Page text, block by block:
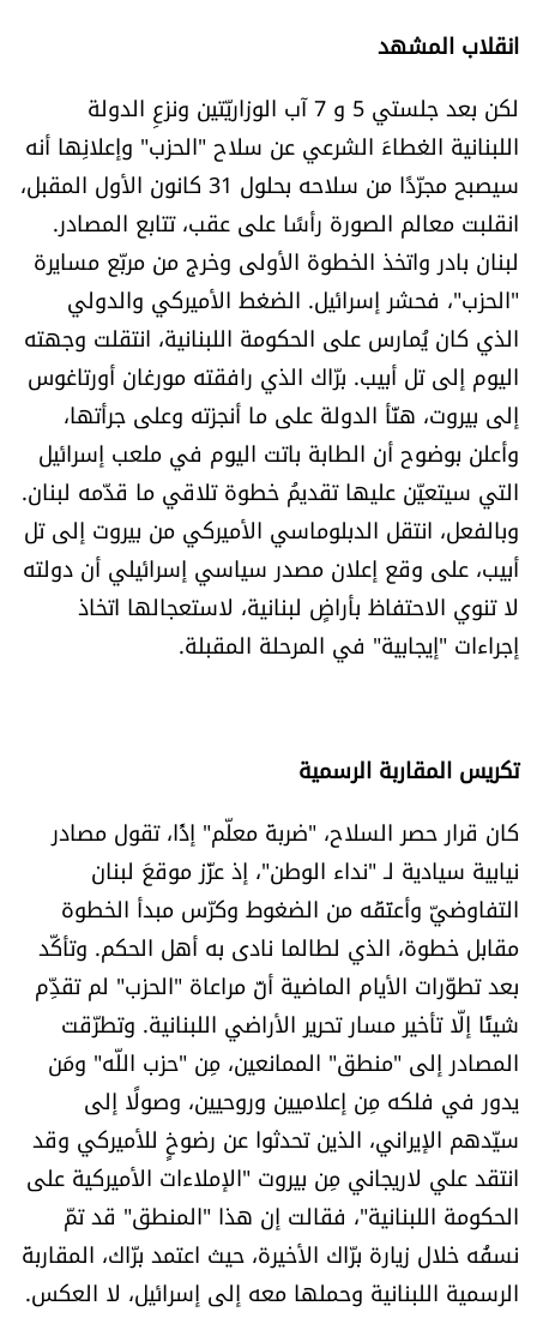
منوّعات
حظّك اليوم
للتاريخ
فيديو
من نحن
للتواصل معنا
شروط الاستخدام
شروط الإشتراك
Digital solutions by
انقلاب المشهد
لكن بعد جلستي 5 و 7 آب الوزاريّتين ونزعِ الدولة
اللبنانية الغطاءَ الشرعي عن سلاح "الحزب" وإعلانِها أنه
سيصبح مجرّدًا من سلاحه بحلول 31 كانون الأول المقبل،
انقلبت معالم الصورة رأسًا على عقب، تتابع المصادر.
لبنان بادر واتخذ الخطوة الأولى وخرج من مربّع مسايرة
"الحزب"، فحشر إسرائيل. الضغط الأميركي والدولي
الذي كان يُمارس على الحكومة اللبنانية، انتقلت وجهته
اليوم إلى تل أبيب. برّاك الذي رافقته مورغان أورتاغوس
إلى بيروت، هنّأ الدولة على ما أنجزته وعلى جرأتها،
وأعلن بوضوح أن الطابة باتت اليوم في ملعب إسرائيل
التي سيتعيّن عليها تقديمُ خطوة تلاقي ما قدّمه لبنان.
وبالفعل، انتقل الدبلوماسي الأميركي من بيروت إلى تل
أبيب، على وقع إعلان مصدر سياسي إسرائيلي أن دولته
لا تنوي الاحتفاظ بأراضٍ لبنانية، لاستعجالها اتخاذ
إجراءات "إيجابية" في المرحلة المقبلة.
تكريس المقاربة الرسمية
كان قرار حصر السلاح، "ضربةَ معلّم" إذًا، تقول مصادر
نيابية سيادية لـ "نداء الوطن"، إذ عزّز موقعَ لبنان
التفاوضيّ وأعتَقَه من الضغوط وكرّس مبدأ الخطوة
مقابل خطوة، الذي لطالما نادى به أهل الحكم. وتأكّد
بعد تطوّرات الأيام الماضية أنّ مراعاة "الحزب" لم تقدِّم
شيئًا إلّا تأخير مسار تحرير الأراضي اللبنانية. وتطرّقت
المصادر إلى "منطق" الممانعين، مِن "حزب اللّه" ومَن
يدور في فلكه مِن إعلاميين وروحيين، وصولًا إلى
سيّدهم الإيراني، الذين تحدثوا عن رضوخٍ للأميركي وقد
انتقد علي لاريجاني مِن بيروت "الإملاءات الأميركية على
الحكومة اللبنانية"، فقالت إن هذا "المنطق" قد تمّ
نسفُه خلال زيارة برّاك الأخيرة، حيث اعتمد برّاك، المقاربةَ
الرسمية اللبنانية وحملها معه إلى إسرائيل، لا العكس.